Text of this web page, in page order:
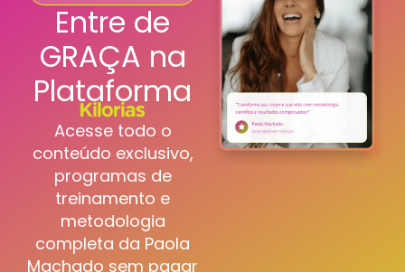
Entre de
GRAÇA na
Plataforma
Acesse todo o
conteúdo exclusivo,
programas de
treinamento e
metodologia
completa da Paola
Machado sem pagar